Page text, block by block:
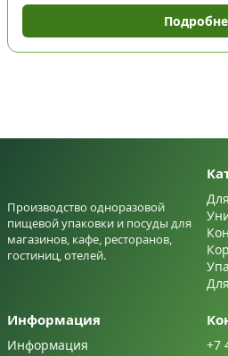
Производство одноразовой
пищевой упаковки и посуды для
магазинов, кафе, ресторанов,
гостиниц, отелей.
Информация
Информация
+7